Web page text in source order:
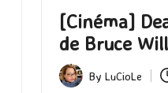
[Cinéma]
de Bruce
Posted
By LuCioLe